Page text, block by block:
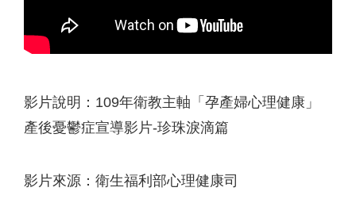
影片說明：109年衛教主軸「孕產婦心理健康」
產後憂鬱症宣導影片-珍珠淚滴篇
影片來源：衛生福利部心理健康司